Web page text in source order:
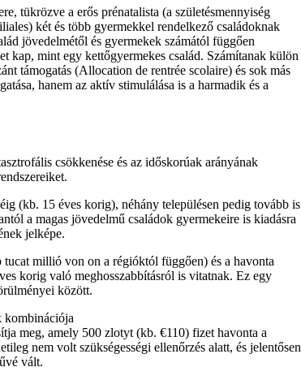
tükrözve a erős prénatalista (a születésmennyiség
két és több gyermekkel rendelkező családoknak
jövedelmétől és gyermekek számától függően
kap, mint egy kettőgyermekes család. Számítanak külön
támogatás (Allocation de rentrée scolaire) és sok más
hanem az aktív stimulálása is a harmadik és a
csökkenése és az időskorúak arányának
(kb. 15 éves korig), néhány településen pedig tovább is
a magas jövedelmű családok gyermekeire is kiadásra
jelképe.
millió von on a régióktól függően) és a havonta
korig való meghosszabbításról is vitatnak. Ez egy
között.
kombinációja
meg, amely 500 zlotyt (kb. €110) fizet havonta a
nem volt szükségességi ellenőrzés alatt, és jelentősen
vált.